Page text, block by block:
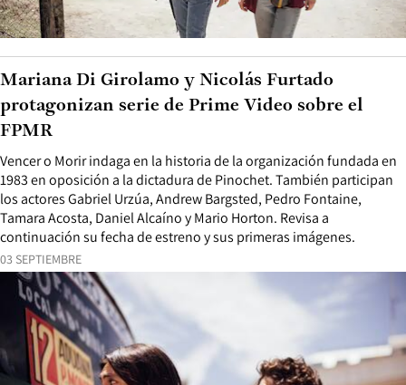
03 SEPTIEMBRE
Vencer o Morir indaga en la historia de la organización fundada en
1983 en oposición a la dictadura de Pinochet. También participan
los actores Gabriel Urzúa, Andrew Bargsted, Pedro Fontaine,
Tamara Acosta, Daniel Alcaíno y Mario Horton. Revisa a
continuación su fecha de estreno y sus primeras imágenes.
Mariana Di Girolamo y Nicolás Furtado
protagonizan serie de Prime Video sobre el
FPMR